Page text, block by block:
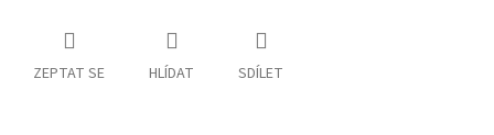
ZEPTAT SE HLÍDAT SDÍLET